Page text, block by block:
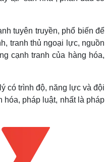
tuyên truyền, phổ biến để
tranh thủ ngoại lực, nguồn
cạnh tranh của hàng hóa,
có trình độ, năng lực và đội
pháp luật, nhất là pháp